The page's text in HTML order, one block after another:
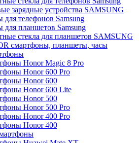
зарядные устройства SAMSUNG
для телефонов Samsung
для планшетов Samsung
стекла для планшетов SAMSUNG
cмартфоны, планшеты, часы
Honor Magic 8 Pro
Honor 600 Pro
Honor 600
Honor 600 Lite
Honor 500
Honor 500 Pro
Honor 400 Pro
Honor 400